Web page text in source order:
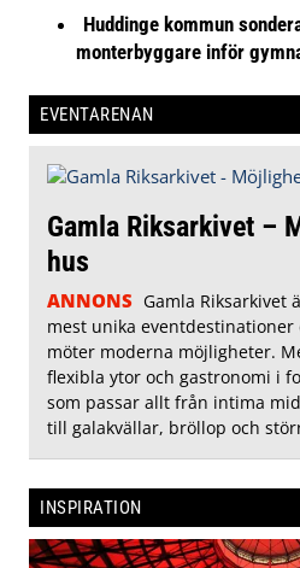
Huddinge kommun
monterbyggare inför
EVENTARENAN
Gamla Riksarkivet –
hus
ANNONS Gamla Riksarkivet
mest unika
möter moderna möjligheter.
flexibla ytor och gastronomi i
som passar allt från intima
till galakvällar, bröllop och
INSPIRATION